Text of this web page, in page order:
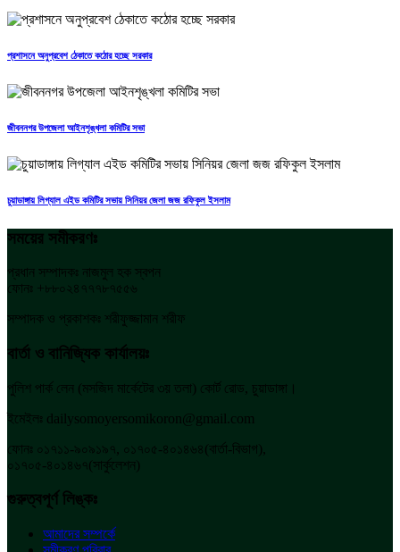
প্রশাসনে অনুপ্রবেশ ঠেকাতে কঠোর হচ্ছে সরকার
জীবননগর উপজেলা আইনশৃঙ্খলা কমিটির সভা
চুয়াডাঙ্গায় লিগ্যাল এইড কমিটির সভায় সিনিয়র জেলা জজ রফিকুল ইসলাম
সময়ের সমীকরণঃ
প্রধান সম্পাদকঃ নাজমুল হক স্বপন
ফোনঃ +৮৮০২৪৭৭৭৮৭৫৫৬
সম্পাদক ও প্রকাশকঃ শরীফুজ্জামান শরীফ
বার্তা ও বানিজ্যিক কার্যালয়ঃ
পুলিশ পার্ক লেন (মসজিদ মার্কেটের ৩য় তলা) কোর্ট রোড, চুয়াডাঙ্গা।
ইমেইলঃ dailysomoyersomikoron@gmail.com
ফোনঃ ০১৭১১-৯০৯১৯৭, ০১৭০৫-৪০১৪৬৪(বার্তা-বিভাগ),
০১৭০৫-৪০১৪৬৭(সার্কুলেশন)
গুরুত্বপূর্ণ লিঙ্কঃ
আমাদের সম্পর্কে